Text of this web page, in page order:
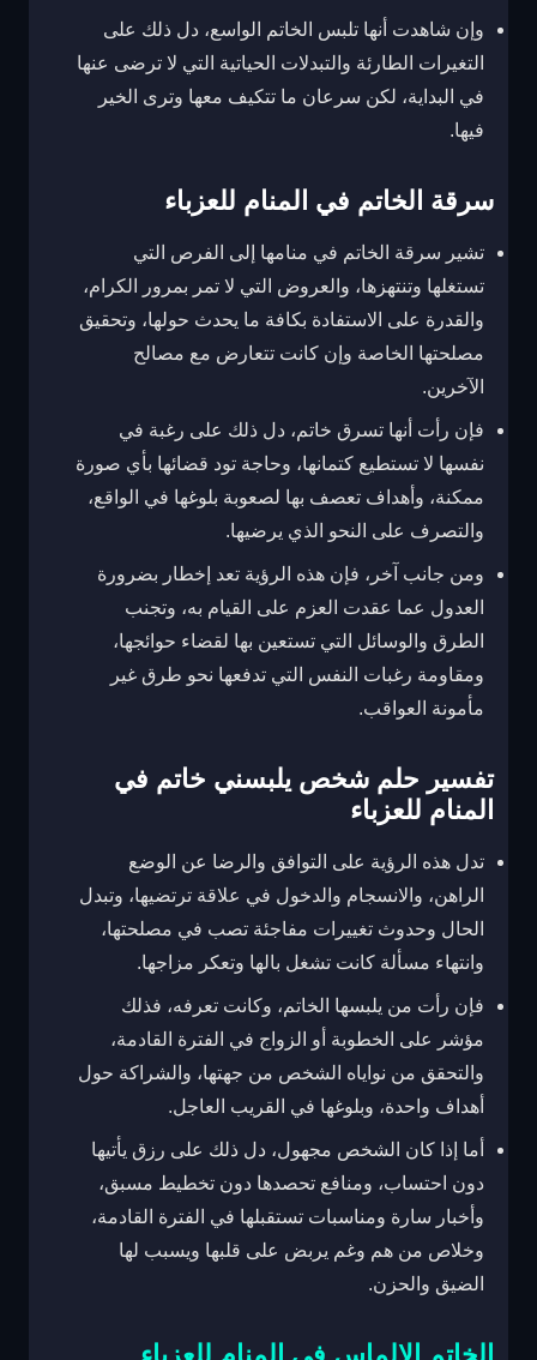
وإن شاهدت أنها تلبس الخاتم الواسع، دل ذلك على
التغيرات الطارئة والتبدلات الحياتية التي لا ترضى عنها
في البداية، لكن سرعان ما تتكيف معها وترى الخير
فيها.
سرقة الخاتم في المنام للعزباء
تشير سرقة الخاتم في منامها إلى الفرص التي
تستغلها وتنتهزها، والعروض التي لا تمر بمرور الكرام،
والقدرة على الاستفادة بكافة ما يحدث حولها، وتحقيق
مصلحتها الخاصة وإن كانت تتعارض مع مصالح
الآخرين.
فإن رأت أنها تسرق خاتم، دل ذلك على رغبة في
نفسها لا تستطيع كتمانها، وحاجة تود قضائها بأي صورة
ممكنة، وأهداف تعصف بها لصعوبة بلوغها في الواقع،
والتصرف على النحو الذي يرضيها.
ومن جانب آخر، فإن هذه الرؤية تعد إخطار بضرورة
العدول عما عقدت العزم على القيام به، وتجنب
الطرق والوسائل التي تستعين بها لقضاء حوائجها،
ومقاومة رغبات النفس التي تدفعها نحو طرق غير
مأمونة العواقب.
تفسير حلم شخص يلبسني خاتم في
المنام للعزباء
تدل هذه الرؤية على التوافق والرضا عن الوضع
الراهن، والانسجام والدخول في علاقة ترتضيها، وتبدل
الحال وحدوث تغييرات مفاجئة تصب في مصلحتها،
وانتهاء مسألة كانت تشغل بالها وتعكر مزاجها.
فإن رأت من يلبسها الخاتم، وكانت تعرفه، فذلك
مؤشر على الخطوبة أو الزواج في الفترة القادمة،
والتحقق من نواياه الشخص من جهتها، والشراكة حول
أهداف واحدة، وبلوغها في القريب العاجل.
أما إذا كان الشخص مجهول، دل ذلك على رزق يأتيها
دون احتساب، ومنافع تحصدها دون تخطيط مسبق،
وأخبار سارة ومناسبات تستقبلها في الفترة القادمة،
وخلاص من هم وغم يربض على قلبها ويسبب لها
الضيق والحزن.